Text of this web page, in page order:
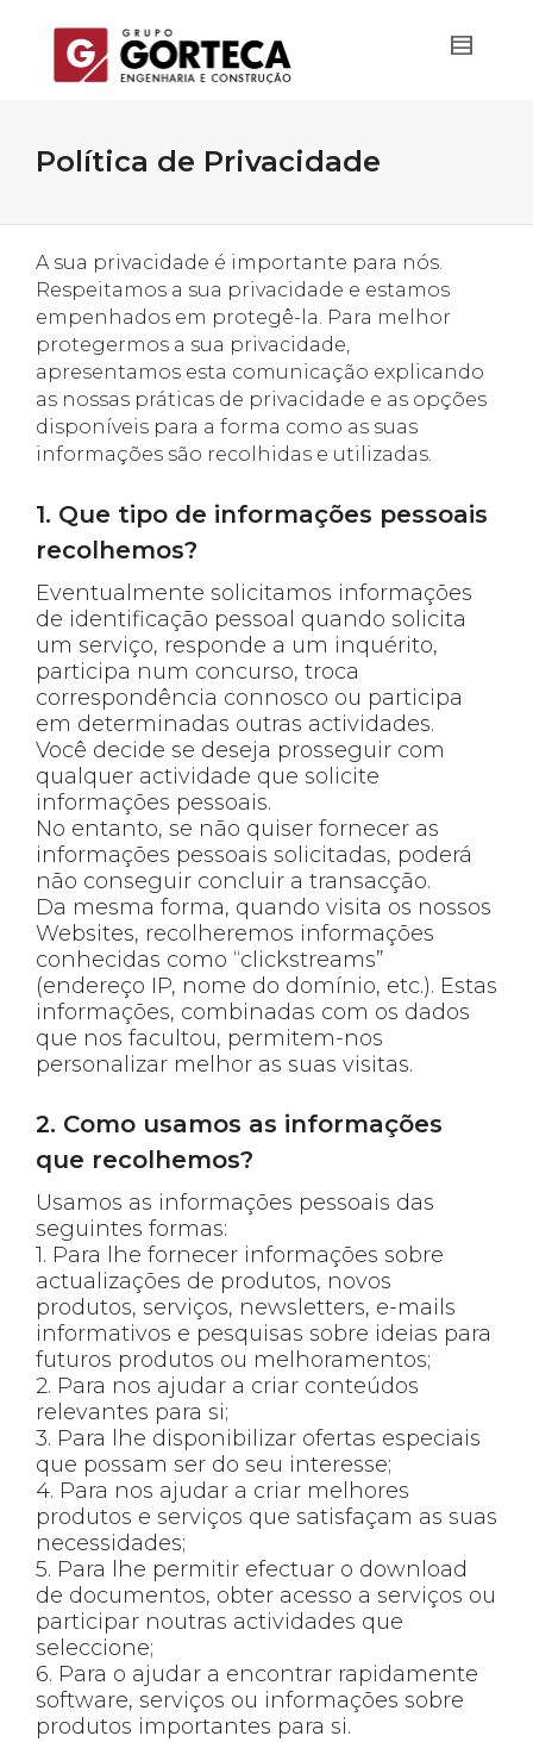
Política de Privacidade
A sua privacidade é importante para nós.
Respeitamos a sua privacidade e estamos
empenhados em protegê-la. Para melhor
protegermos a sua privacidade,
apresentamos esta comunicação explicando
as nossas práticas de privacidade e as opções
disponíveis para a forma como as suas
informações são recolhidas e utilizadas.
1. Que tipo de informações pessoais
recolhemos?
Eventualmente solicitamos informações
de identificação pessoal quando solicita
um serviço, responde a um inquérito,
participa num concurso, troca
correspondência connosco ou participa
em determinadas outras actividades.
Você decide se deseja prosseguir com
qualquer actividade que solicite
informações pessoais.
No entanto, se não quiser fornecer as
informações pessoais solicitadas, poderá
não conseguir concluir a transacção.
Da mesma forma, quando visita os nossos
Websites, recolheremos informações
conhecidas como “clickstreams”
(endereço IP, nome do domínio, etc.). Estas
informações, combinadas com os dados
que nos facultou, permitem-nos
personalizar melhor as suas visitas.
2. Como usamos as informações
que recolhemos?
Usamos as informações pessoais das
seguintes formas:
1. Para lhe fornecer informações sobre
actualizações de produtos, novos
produtos, serviços, newsletters, e-mails
informativos e pesquisas sobre ideias para
futuros produtos ou melhoramentos;
2. Para nos ajudar a criar conteúdos
relevantes para si;
3. Para lhe disponibilizar ofertas especiais
que possam ser do seu interesse;
4. Para nos ajudar a criar melhores
produtos e serviços que satisfaçam as suas
necessidades;
5. Para lhe permitir efectuar o download
de documentos, obter acesso a serviços ou
participar noutras actividades que
seleccione;
6. Para o ajudar a encontrar rapidamente
software, serviços ou informações sobre
produtos importantes para si.